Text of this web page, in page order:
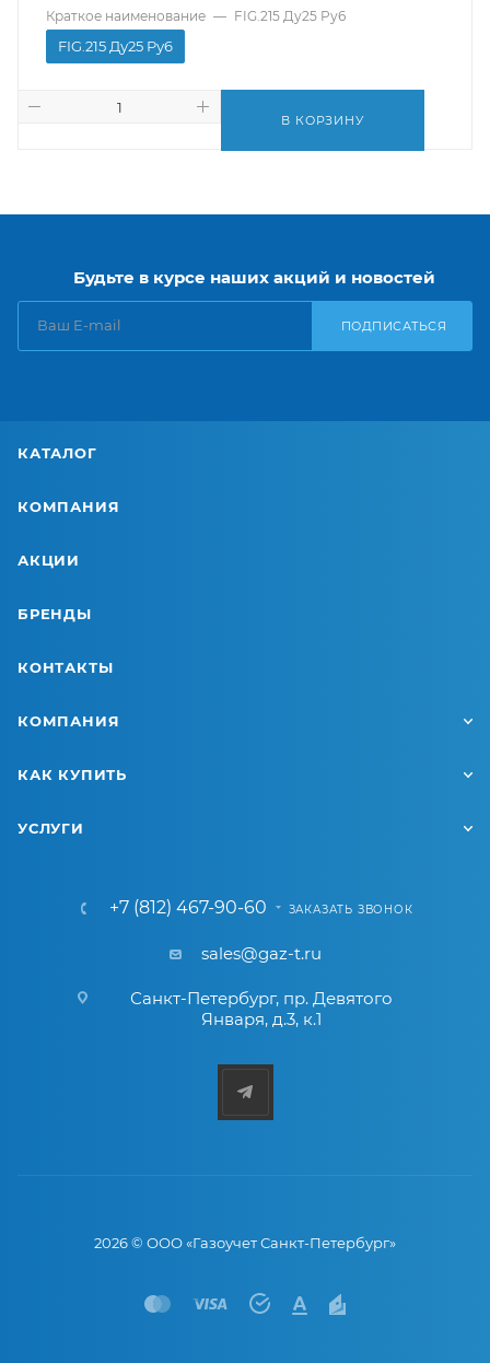
Краткое наименование — FIG.215 Ду25 Pу6
FIG.215 Ду25 Pу6
В КОРЗИНУ
Будьте в курсе наших акций и новостей
ПОДПИСАТЬСЯ
КАТАЛОГ
КОМПАНИЯ
АКЦИИ
БРЕНДЫ
КОНТАКТЫ
КОМПАНИЯ
КАК КУПИТЬ
УСЛУГИ
+7 (812) 467-90-60 ЗАКАЗАТЬ ЗВОНОК
sales@gaz-t.ru
Санкт-Петербург, пр. Девятого
Января, д.3, к.1
2026 © ООО «Газоучет Санкт-Петербург»